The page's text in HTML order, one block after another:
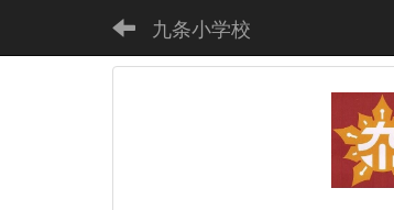
九条小学校